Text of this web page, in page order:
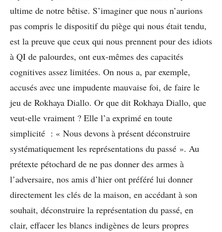
ultime de notre bêtise. S’imaginer que nous n’aurions
pas compris le dispositif du piège qui nous était tendu,
est la preuve que ceux qui nous prennent pour des idiots
à QI de palourdes, ont eux-mêmes des capacités
cognitives assez limitées. On nous a, par exemple,
accusés avec une impudente mauvaise foi, de faire le
jeu de Rokhaya Diallo. Or que dit Rokhaya Diallo, que
veut-elle vraiment ? Elle l’a exprimé en toute
simplicité : « Nous devons à présent déconstruire
systématiquement les représentations du passé ». Au
prétexte pétochard de ne pas donner des armes à
l’adversaire, nos amis d’hier ont préféré lui donner
directement les clés de la maison, en accédant à son
souhait, déconstruire la représentation du passé, en
clair, effacer les blancs indigènes de leurs propres